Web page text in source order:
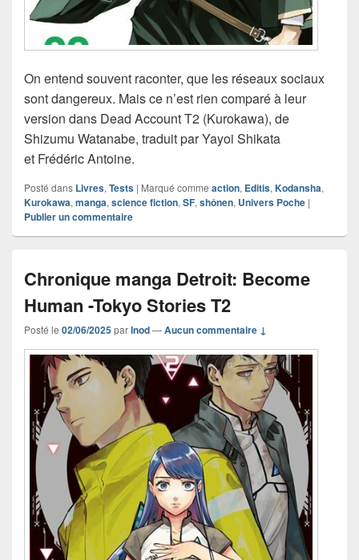
On entend souvent raconter, que les réseaux sociaux
sont dangereux. Mais ce n’est rien comparé à leur
version dans Dead Account T2 (Kurokawa), de
Shizumu Watanabe, traduit par Yayoi Shikata
et Frédéric Antoine.
Posté dans Livres, Tests | Marqué comme action, Editis, Kodansha,
Kurokawa, manga, science fiction, SF, shônen, Univers Poche |
Publier un commentaire
Chronique manga Detroit: Become
Human -Tokyo Stories T2
Posté le 02/06/2025parInod—Aucun commentaire ↓